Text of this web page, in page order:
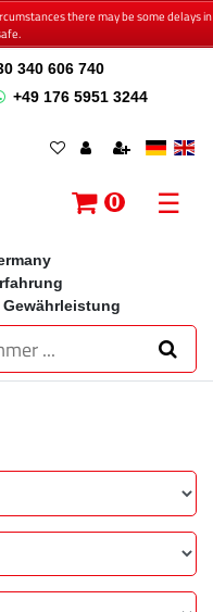
there may be some delays in
340 606 740
+49 176 5951 3244
Gewährleistung
0 ☰